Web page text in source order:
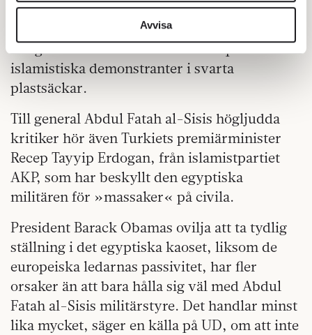
vidarebefordrar även sådana identifierare och annan
information från din enhet till de sociala medier och
annons- och analysföretag som vi samarbetar med.
Dessa kan i sin tur kombinera informationen med annan
information som du har tillhandahållit eller som de har
samlat in när du har använt deras tjänster.
kan du göra dethär.
Avvisa
Muslimska brödraskapets språkrör« för att
använda orden från en diplomat bosatt i Kairo
– ingen kanal har visat fler bilder på
islamistiska demonstranter i svarta
plastsäckar.
Till general Abdul Fatah al-Sisis högljudda
kritiker hör även Turkiets premiärminister
Recep Tayyip Erdogan, från islamistpartiet
AKP, som har beskyllt den egyptiska
militären för »massaker« på civila.
President Barack Obamas ovilja att ta tydlig
ställning i det egyptiska kaoset, liksom de
europeiska ledarnas passivitet, har fler
orsaker än att bara hålla sig väl med Abdul
Fatah al-Sisis militärstyre. Det handlar minst
lika mycket, säger en källa på UD, om att inte